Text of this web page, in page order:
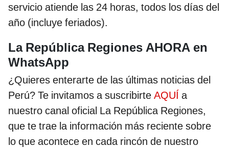
servicio atiende las 24 horas, todos los días del
año (incluye feriados).
La República Regiones AHORA en
WhatsApp
¿Quieres enterarte de las últimas noticias del
Perú? Te invitamos a suscribirte AQUÍ a
nuestro canal oficial La República Regiones,
que te trae la información más reciente sobre
lo que acontece en cada rincón de nuestro